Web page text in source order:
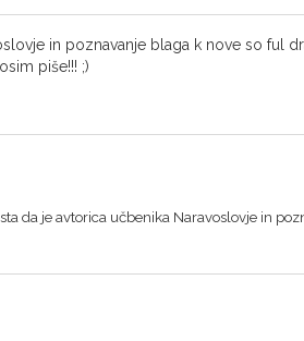
in poznavanje blaga k nove so ful
piše!!! ;)
da je avtorica učbenika Naravoslovje in